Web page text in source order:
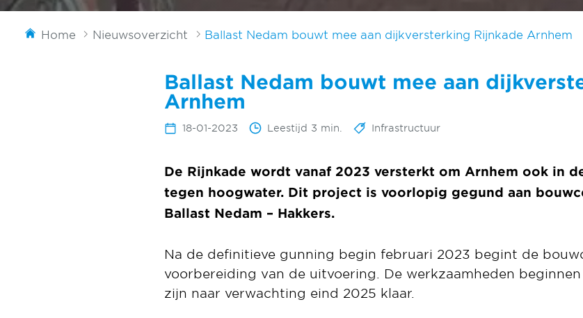
Home Nieuwsoverzicht Ballast Nedam bouwt mee aan dijkversterking Rijnkade Arnhem
Ballast Nedam bouwt mee aan
Arnhem
18-01-2023 Leestijd 3 min. Infrastructuur
De Rijnkade wordt vanaf 2023 versterkt om Arnhem ook in
tegen hoogwater. Dit project is voorlopig gegund aan
Ballast Nedam – Hakkers.
Na de definitieve gunning begin februari 2023 begint de
voorbereiding van de uitvoering. De werkzaamheden
zijn naar verwachting eind 2025 klaar.